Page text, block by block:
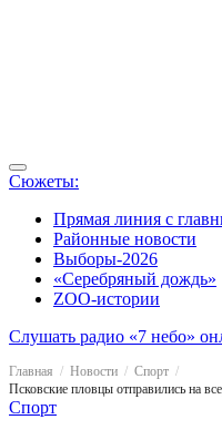
Сюжеты:
Прямая линия с
Районные новости
Выборы-2026
«Серебряный дождь»
ZOO-истории
Слушать радио «7 небо»
Главная Новости
Спорт
Спорт